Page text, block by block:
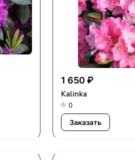
1 650 ₽
Kalinka
0
Заказать